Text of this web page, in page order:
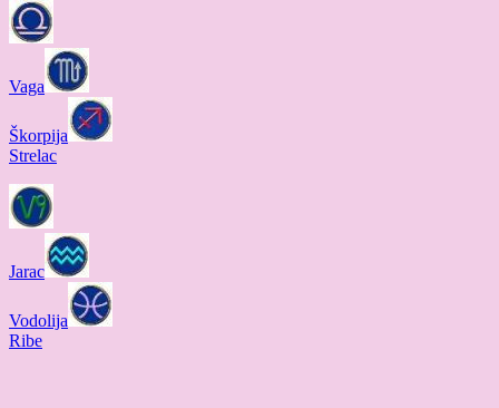
Vaga
Škorpija
Strelac
Jarac
Vodolija
Ribe